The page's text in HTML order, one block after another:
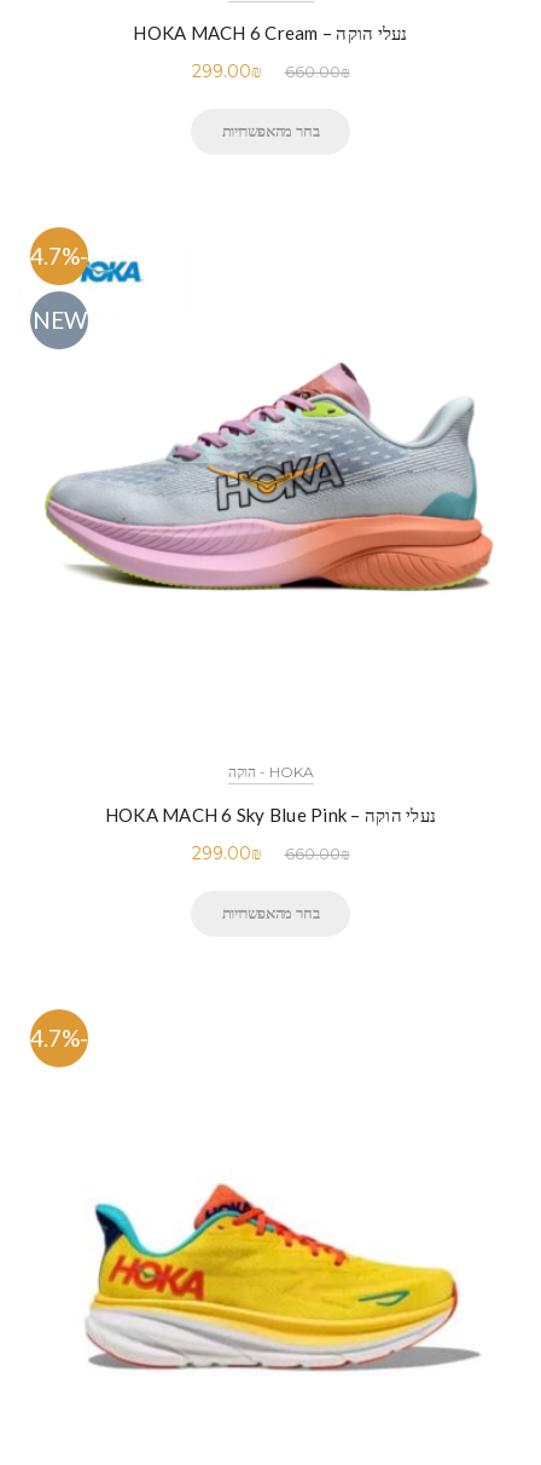
נעלי הוקה – HOKA MACH 6 Cream
660.00₪
299.00₪
בחר מהאפשרויות
-54.7%
NEW
HOKA - הוקה
נעלי הוקה – HOKA MACH 6 Sky Blue Pink
660.00₪
299.00₪
בחר מהאפשרויות
-54.7%